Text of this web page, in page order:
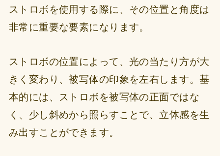
ストロボを使用する際に、その位置と角度は
非常に重要な要素になります。
ストロボの位置によって、光の当たり方が大
きく変わり、被写体の印象を左右します。基
本的には、ストロボを被写体の正面ではな
く、少し斜めから照らすことで、立体感を生
み出すことができます。